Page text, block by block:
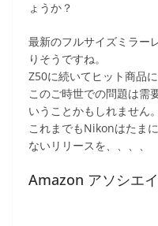
ょうか？
最新のフルサイズミラー
りそうですね。
Z50に続いてヒット商品
このご時世での問題は需
いうことかもしれません。
これまでもNikonはたま
ないリリースを、、、、
Amazon アソシエ